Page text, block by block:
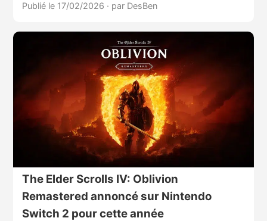
Publié le 17/02/2026 · par DesBen
The Elder Scrolls IV: Oblivion
Remastered annoncé sur Nintendo
Switch 2 pour cette année